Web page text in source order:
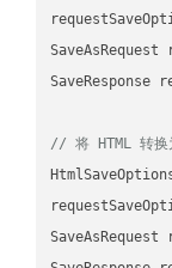
// 将 HTML 转换